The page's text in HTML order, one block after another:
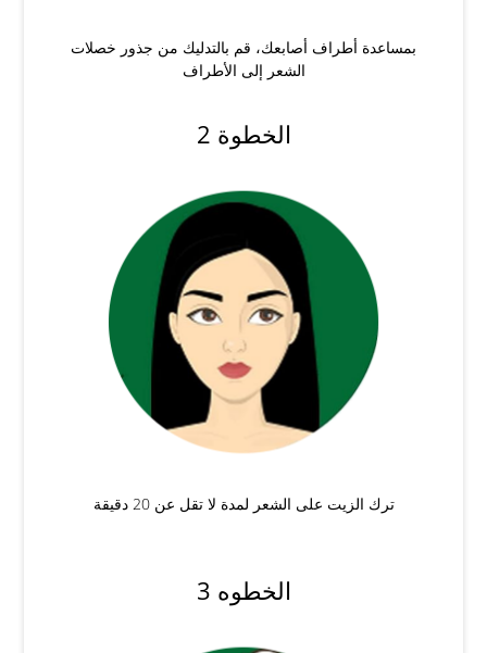
بمساعدة أطراف أصابعك، قم بالتدليك من جذور خصلات
الشعر إلى الأطراف
الخطوة 2
ترك الزيت على الشعر لمدة لا تقل عن 20 دقيقة
الخطوه 3